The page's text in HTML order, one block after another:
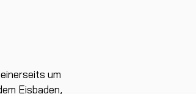
um
Eisbaden,